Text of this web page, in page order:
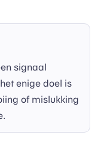
signaal
enige doel is
of mislukking